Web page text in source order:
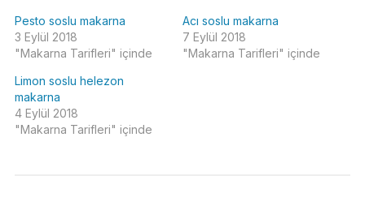
Pesto soslu makarna
3 Eylül 2018
"Makarna Tarifleri" içinde
Acı soslu makarna
7 Eylül 2018
"Makarna Tarifleri" içinde
Limon soslu helezon
makarna
4 Eylül 2018
"Makarna Tarifleri" içinde